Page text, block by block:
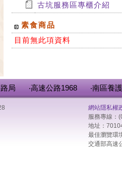
古坑服務區專櫃介紹
素食商品
目前無此項資料
局 ‧高速公路1968 ‧南區養
網站隱私權
服務專線：
地址：
最佳瀏覽環
交通部高速